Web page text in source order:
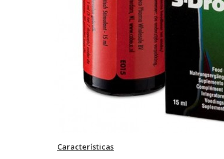
Características